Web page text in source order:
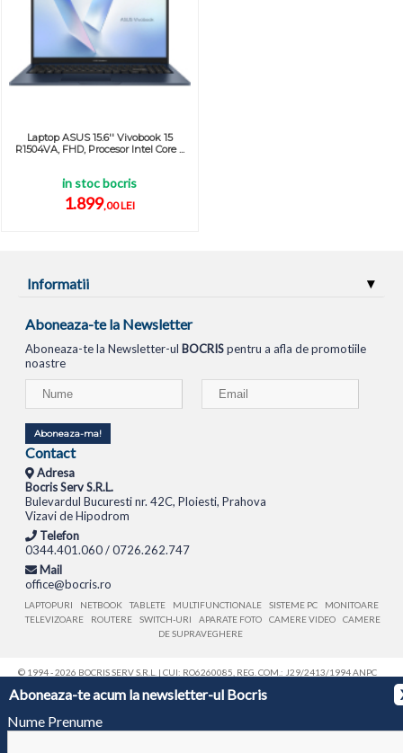
Aboneaza-te acum la newsletter-ul Bocris
Nume Prenume
Laptop ASUS 15.6'' Vivobook 15
R1504VA, FHD, Procesor Intel Core ...
in stoc bocris
1.899,00 LEI
Informatii
Aboneaza-te la Newsletter
Aboneaza-te la Newsletter-ul BOCRISpentru a afla de promotiile
noastre
Aboneaza-ma!
Contact
Adresa
Bocris Serv S.R.L.
Bulevardul Bucuresti nr. 42C, Ploiesti, Prahova
Vizavi de Hipodrom
Telefon
0344.401.060 / 0726.262.747
Mail
office@bocris.ro
LAPTOPURI NETBOOK TABLETE MULTIFUNCTIONALE SISTEME PC
MONITOARE
TELEVIZOARE
ROUTERE SWITCH-URI APARATE FOTO CAMERE VIDEO
CAMERE
DE SUPRAVEGHERE
© 1994 - 2026 BOCRIS SERV S.R.L. | CUI: RO6260085, REG. COM.: J29/2413/1994ANPC